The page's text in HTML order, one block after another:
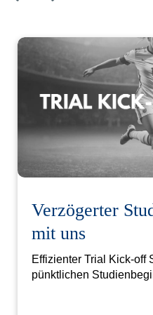
Verzögerter
mit uns
Effizienter Trial Kick-off
pünktlichen